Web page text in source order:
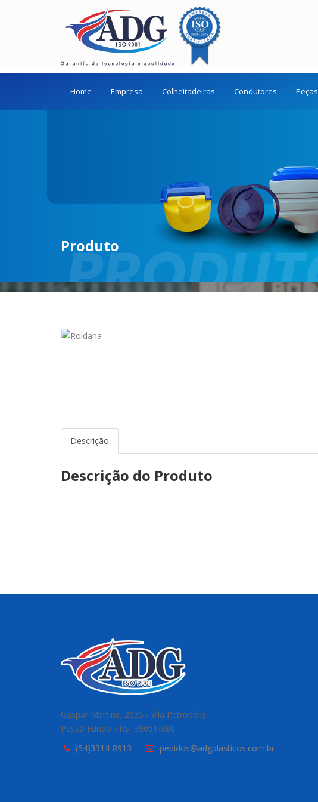
Home Empresa Colheitadeiras Condutores Peças
Produto
Descrição
Descrição do Produto
Gaspar Martins, 2035 - Vila Petropolis,
Passo Fundo - RS, 99051-380
(54)3314-8913
pedidos@adgplasticos.com.br